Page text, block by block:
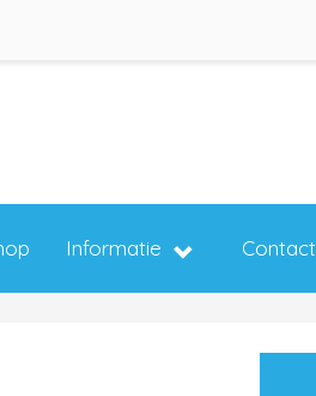
Informatie Contact